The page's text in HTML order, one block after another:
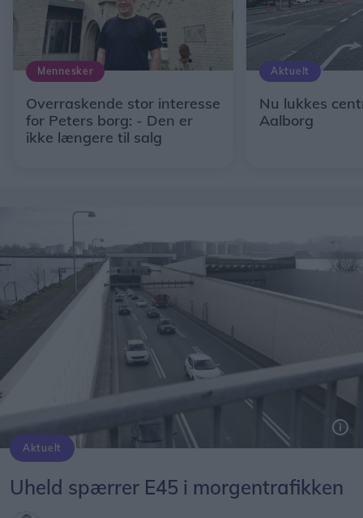
Mennesker
Overraskende stor interesse
for Peters borg: - Den er
ikke længere til salg
Aktuelt
Nu lukkes
Aalborg
Aktuelt
Uheld spærrer E45 i morgentrafikken